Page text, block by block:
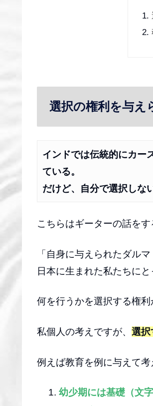
選択の権利を与え
インドでは伝統的にカー
ている。
だけど、自分で選択しな
こちらはギーターの話をす
「自身に与えられたダル
日本に生まれた私たちに
何を行うかを選択する権
私個人の考えですが、 選択
例えば教育を例に与えて考
幼少期には基礎（文